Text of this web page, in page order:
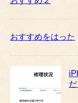
おすすめをはった